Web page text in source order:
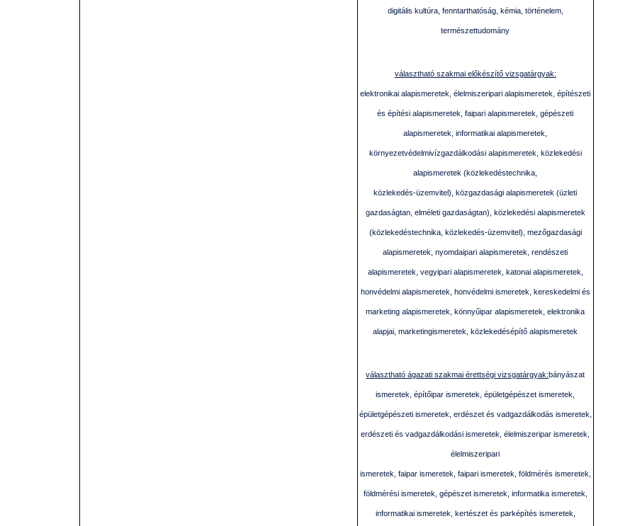
digitális kultúra, fenntarthatóság, kémia, történelem,
természettudomány
választható szakmai előkészítő vizsgatárgyak:
elektronikai alapismeretek, élelmiszeripari alapismeretek, építészeti
és építési alapismeretek, faipari alapismeretek, gépészeti
alapismeretek, informatikai alapismeretek,
környezetvédelmivízgazdálkodási alapismeretek, közlekedési
alapismeretek (közlekedéstechnika,
közlekedés-üzemvitel), közgazdasági alapismeretek (üzleti
gazdaságtan, elméleti gazdaságtan), közlekedési alapismeretek
(közlekedéstechnika, közlekedés-üzemvitel), mezőgazdasági
alapismeretek, nyomdaipari alapismeretek, rendészeti
alapismeretek, vegyipari alapismeretek, katonai alapismeretek,
honvédelmi alapismeretek, honvédelmi ismeretek, kereskedelmi és
marketing alapismeretek, könnyűipar alapismeretek, elektronika
alapjai, marketingismeretek, közlekedésépítő alapismeretek
választható ágazati szakmai érettségi vizsgatárgyak:bányászat
ismeretek, építőipar ismeretek, épületgépészet ismeretek,
épületgépészeti ismeretek, erdészet és vadgazdálkodás ismeretek,
erdészeti és vadgazdálkodási ismeretek, élelmiszeripar ismeretek,
élelmiszeripari
ismeretek, faipar ismeretek, faipari ismeretek, földmérés ismeretek,
földmérési ismeretek, gépészet ismeretek, informatika ismeretek,
informatikai ismeretek, kertészet és parképítés ismeretek,